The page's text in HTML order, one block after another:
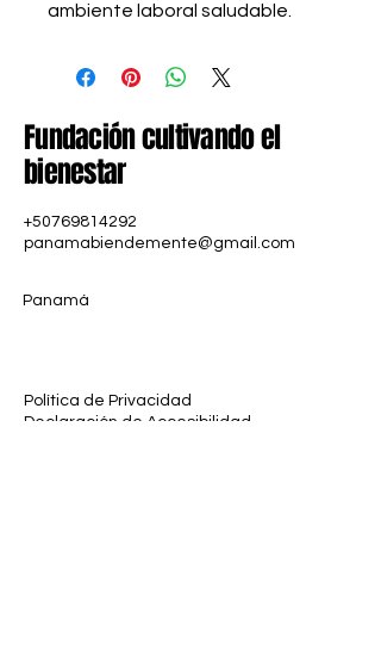
ambiente laboral saludable.
Fundación cultivando el
bienestar
+50769814292
panamabiendemente@gmail.com
Panamá
Política de Privacidad
Declaración de Accesibilidad